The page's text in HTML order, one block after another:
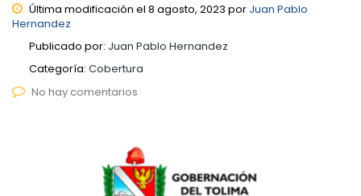
Última modificación el 8 agosto, 2023 por Juan Pablo
Hernandez
Publicado por: Juan Pablo Hernandez
Categoría: Cobertura
No hay comentarios